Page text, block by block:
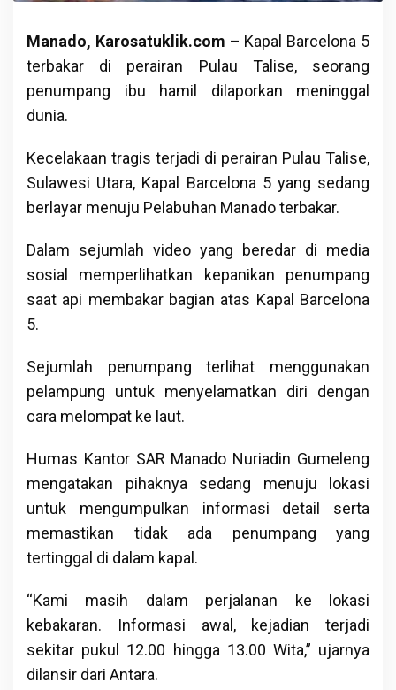
Manado, Karosatuklik.com – Kapal Barcelona 5
terbakar di perairan Pulau Talise, seorang
penumpang ibu hamil dilaporkan meninggal
dunia.
Kecelakaan tragis terjadi di perairan Pulau Talise,
Sulawesi Utara, Kapal Barcelona 5 yang sedang
berlayar menuju Pelabuhan Manado terbakar.
Dalam sejumlah video yang beredar di media
sosial memperlihatkan kepanikan penumpang
saat api membakar bagian atas Kapal Barcelona
5.
Sejumlah penumpang terlihat menggunakan
pelampung untuk menyelamatkan diri dengan
cara melompat ke laut.
Humas Kantor SAR Manado Nuriadin Gumeleng
mengatakan pihaknya sedang menuju lokasi
untuk mengumpulkan informasi detail serta
memastikan tidak ada penumpang yang
tertinggal di dalam kapal.
“Kami masih dalam perjalanan ke lokasi
kebakaran. Informasi awal, kejadian terjadi
sekitar pukul 12.00 hingga 13.00 Wita,” ujarnya
dilansir dari Antara.